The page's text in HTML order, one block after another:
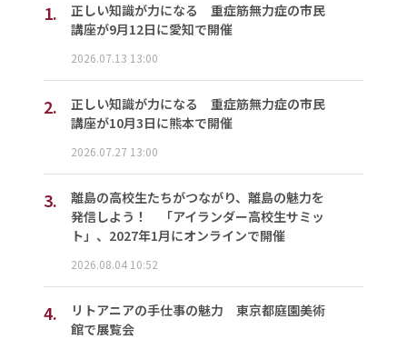
1.
正しい知識が力になる 重症筋無力症の市民
講座が9月12日に愛知で開催
2026.07.13 13:00
2.
正しい知識が力になる 重症筋無力症の市民
講座が10月3日に熊本で開催
2026.07.27 13:00
3.
離島の高校生たちがつながり、離島の魅力を
発信しよう！ 「アイランダー高校生サミッ
ト」、2027年1月にオンラインで開催
2026.08.04 10:52
4.
リトアニアの手仕事の魅力 東京都庭園美術
館で展覧会